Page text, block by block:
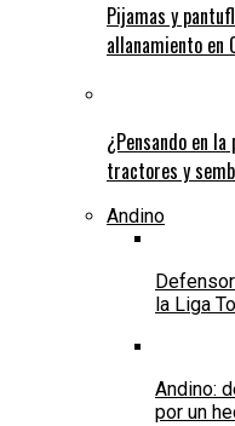
Pijamas y
allanamiento en
¿Pensando en
tractores y
Andino
la Liga
Andino:
por un